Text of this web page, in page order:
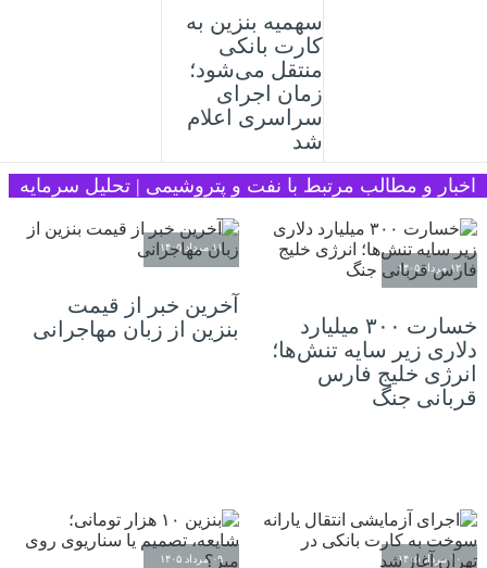
سهمیه بنزین به
کارت بانکی
منتقل می‌شود؛
زمان اجرای
سراسری اعلام
شد
اخبار و مطالب مرتبط با نفت و پتروشیمی | تحلیل سرمایه
۱۲ مرداد ۱۴۰۵
خسارت ۳۰۰ میلیارد
دلاری زیر سایه تنش‌ها؛
انرژی خلیج فارس
قربانی جنگ
۱۱ مرداد ۱۴۰۵
آخرین خبر از قیمت
بنزین از زبان مهاجرانی
۱۰ مرداد ۱۴۰۵ ۰۹ مرداد ۱۴۰۵